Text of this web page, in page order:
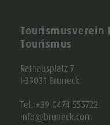
Tourismusverein
Tourismus
Rathausplatz 7
I-39031 Bruneck
Tel. +39 0474 555722
info@bruneck.com